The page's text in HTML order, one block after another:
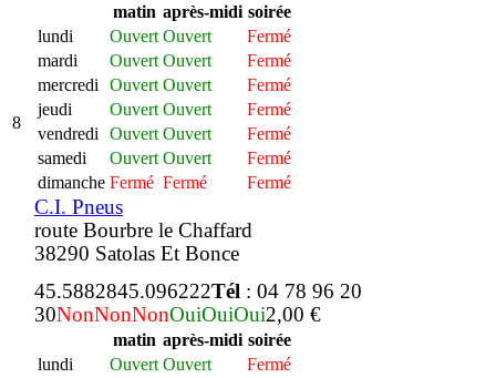
8
matin après-midi soirée
lundi
Ouvert Ouvert
Fermé
mardi
Ouvert Ouvert
Fermé
mercredi
Ouvert Ouvert
Fermé
jeudi
Ouvert Ouvert
Fermé
vendredi
Ouvert Ouvert
Fermé
samedi
Ouvert Ouvert
Fermé
dimanche Fermé Fermé Fermé
C.I. Pneus
route Bourbre le Chaffard
38290 Satolas Et Bonce
45.5882845.096222Tél : 04 78 96 20
30NonNonNonOuiOuiOui2,00 €
matin après-midi soirée
lundi
Ouvert Ouvert
Fermé